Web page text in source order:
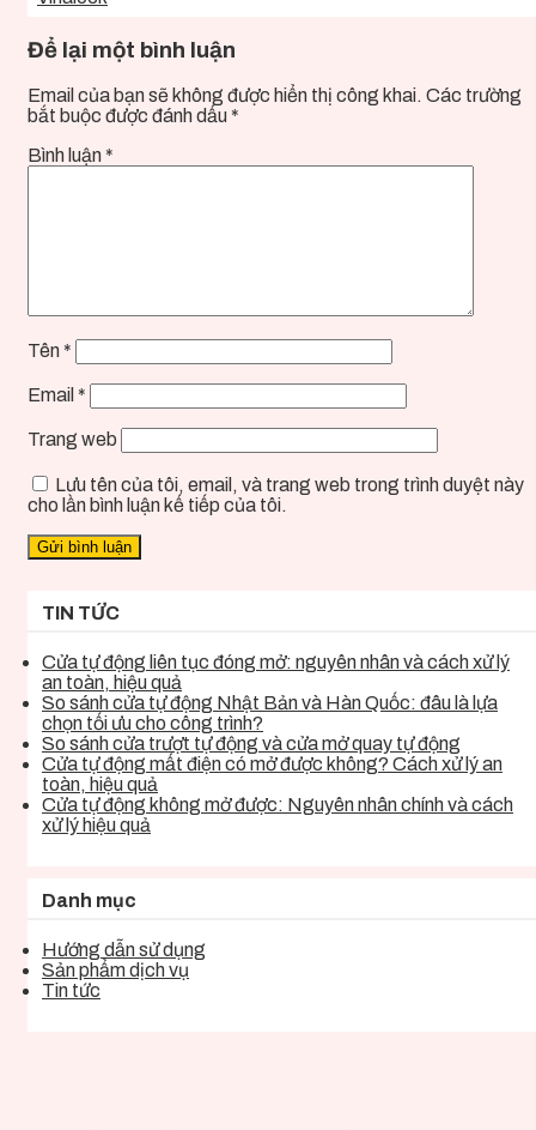
Để lại một bình luận
Email của bạn sẽ không được hiển thị công khai. Các trường
bắt buộc được đánh dấu *
Bình luận *
Tên *
Email *
Trang web
Lưu tên của tôi, email, và trang web trong trình duyệt này
cho lần bình luận kế tiếp của tôi.
TIN TỨC
Cửa tự động liên tục đóng mở: nguyên nhân và cách xử lý
an toàn, hiệu quả
So sánh cửa tự động Nhật Bản và Hàn Quốc: đâu là lựa
chọn tối ưu cho công trình?
So sánh cửa trượt tự động và cửa mở quay tự động
Cửa tự động mất điện có mở được không? Cách xử lý an
toàn, hiệu quả
Cửa tự động không mở được: Nguyên nhân chính và cách
xử lý hiệu quả
Danh mục
Hướng dẫn sử dụng
Sản phẩm dịch vụ
Tin tức